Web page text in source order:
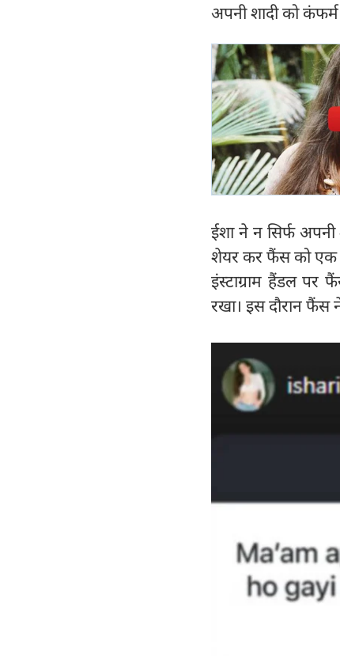
अपनी शादी को कंफर्म
ईशा ने न सिर्फ
शेयर कर फैंस को एक
इंस्टाग्राम हैंडल
रखा। इस दौरान फैंस